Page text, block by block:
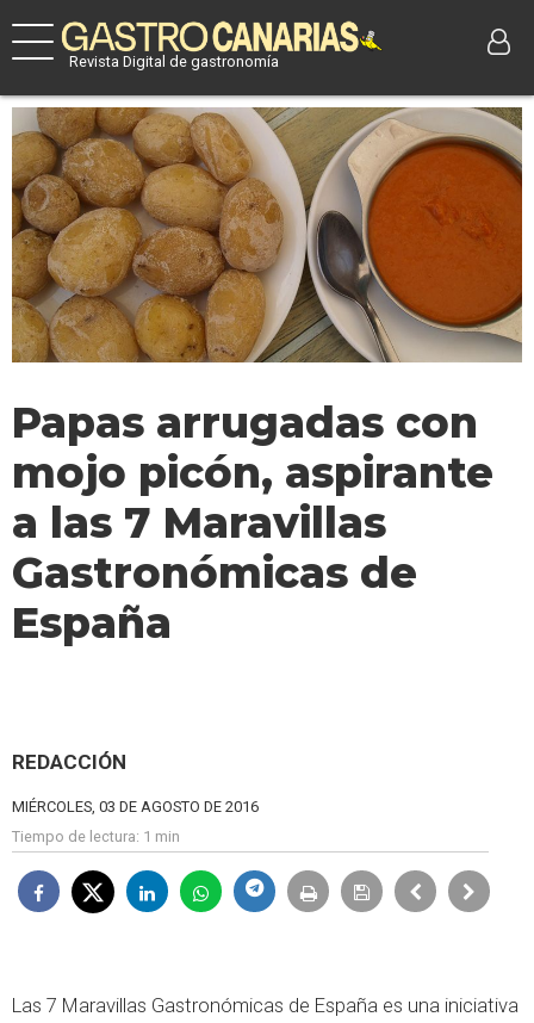
Revista Digital de gastronomía
Papas arrugadas con
mojo picón, aspirante
a las 7 Maravillas
Gastronómicas de
España
REDACCIÓN
MIÉRCOLES, 03 DE AGOSTO DE 2016
Tiempo de lectura: 1 min
Las 7 Maravillas Gastronómicas de España es una iniciativa